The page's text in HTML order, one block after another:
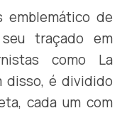
emblemático de
traçado em
como La
disso, é dividido
cada um com